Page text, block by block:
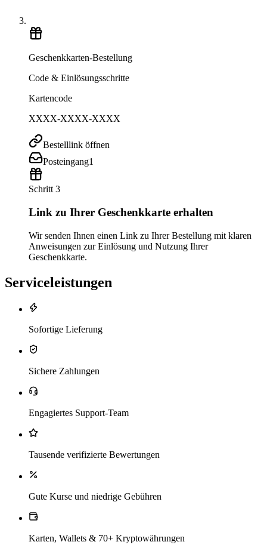
Geschenkkarten-Bestellung
Code & Einlösungsschritte
Kartencode
XXXX-XXXX-XXXX
Bestelllink öffnen
Posteingang1
Schritt 3
Link zu Ihrer Geschenkkarte erhalten
Wir senden Ihnen einen Link zu Ihrer Bestellung mit klaren
Anweisungen zur Einlösung und Nutzung Ihrer
Geschenkkarte.
Serviceleistungen
Sofortige Lieferung
Sichere Zahlungen
Engagiertes Support-Team
Tausende verifizierte Bewertungen
Gute Kurse und niedrige Gebühren
Karten, Wallets & 70+ Kryptowährungen